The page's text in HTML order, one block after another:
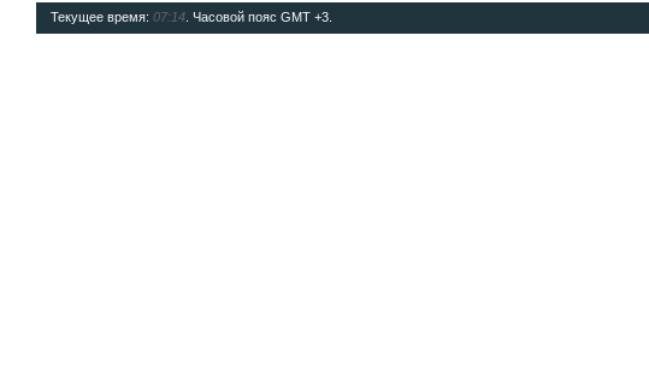
Текущее время: 07:14 . Часовой пояс GMT +3.